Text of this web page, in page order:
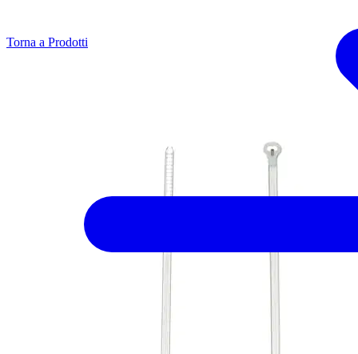
Torna a Prodotti